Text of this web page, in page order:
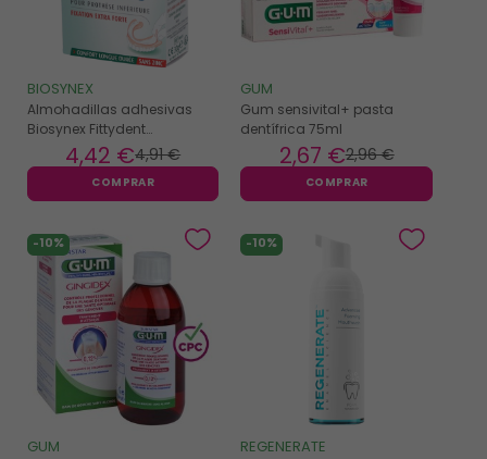
BIOSYNEX
Almohadillas adhesivas
Biosynex Fittydent
Professional 15
4,91 €
4,42 €
COMPRAR
GUM
Gum sensivital+ pasta
dentífrica 75ml
2,96 €
2,67 €
COMPRAR
-10%
GUM
-10%
REGENERATE